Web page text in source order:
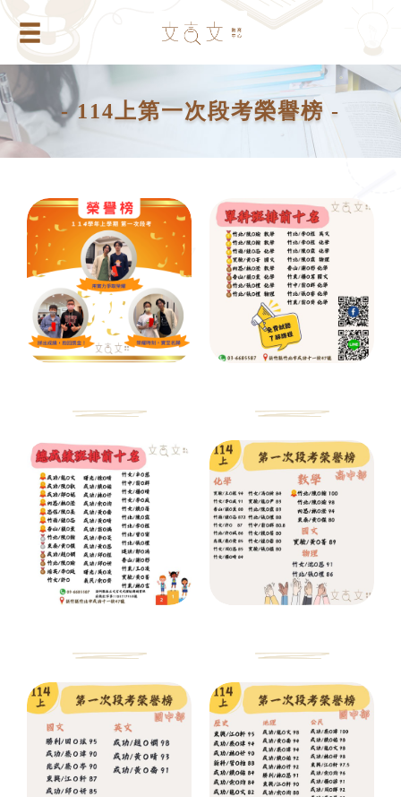
- 114上第一次段考榮譽榜 -